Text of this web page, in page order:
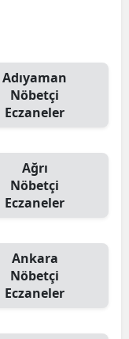
Adıyaman
Nöbetçi
Eczaneler
Ağrı
Nöbetçi
Eczaneler
Ankara
Nöbetçi
Eczaneler